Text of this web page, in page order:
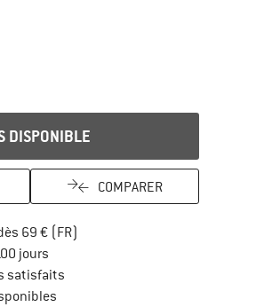
DISPONIBLE
COMPARER
69 € (FR)
joursTrouve les informations de
satisfaits